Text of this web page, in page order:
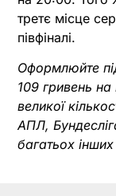
третє місце
півфіналі.
Оформлюйте
109 гривень
великої
АПЛ,
багатьох інших